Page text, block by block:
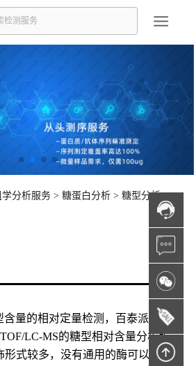
学分析服务 > 糖蛋白分析 > 糖型分析
量的相对定量检测，百泰派克生物
LC-MS的糖型相对含量分析服
式较多，没有通用的酶可以将O-糖